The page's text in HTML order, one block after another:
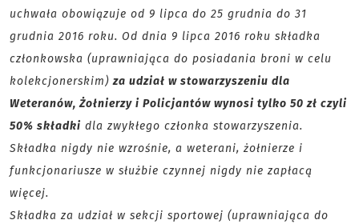
uchwała obowiązuje od 9 lipca do 25 grudnia do 31
grudnia 2016 roku. Od dnia 9 lipca 2016 roku składka
członkowska (uprawniająca do posiadania broni w celu
kolekcjonerskim)za udział w stowarzyszeniu dla
Weteranów, Żołnierzy i Policjantów wynosi tylko 50 zł czyli
50% składki dla zwykłego członka stowarzyszenia.
Składka nigdy nie wzrośnie, a weterani, żołnierze i
funkcjonariusze w służbie czynnej nigdy nie zapłacą
więcej.
Składka za udział w sekcji sportowej (uprawniająca do